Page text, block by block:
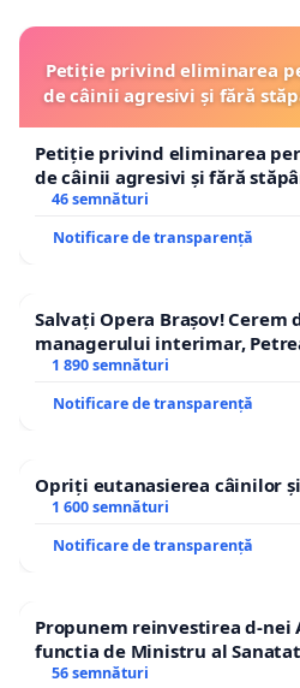
Petiție privind eliminarea
de câinii agresivi și fără
Petiție privind eliminarea
de câinii agresivi și fără
46 semnături
Notificare de transparență
Salvați Opera Brașov! Cerem
managerului interimar,
1 890 semnături
Notificare de transparență
Opriți eutanasierea câinilor
1 600 semnături
Notificare de transparență
Propunem reinvestirea d-nei
functia de Ministru al
56 semnături